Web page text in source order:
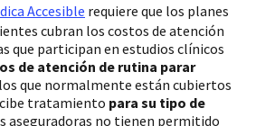
Accesible requiere que los planes
cubran los costos de atención
que participan en estudios clínicos
de atención de rutina parar
que normalmente están cubiertos
tratamiento para su tipo de
aseguradoras no tienen permitido